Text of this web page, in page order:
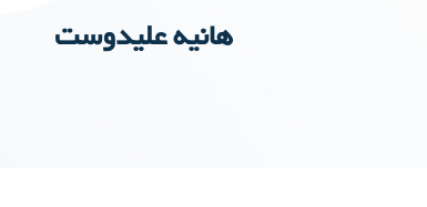
هانیه علیدوست